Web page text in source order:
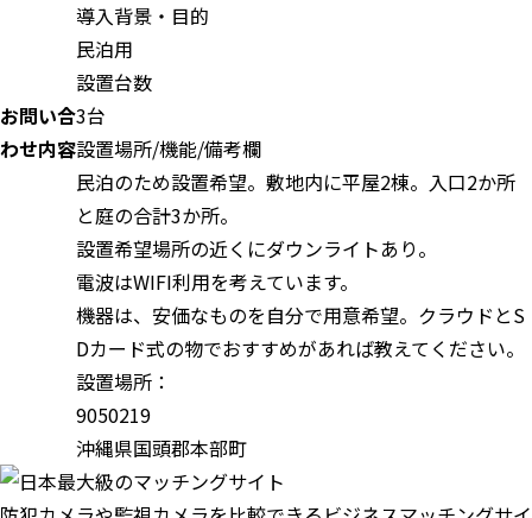
お問い合
わせ内容
導入背景・目的
民泊用
設置台数
3台
設置場所/機能/備考欄
民泊のため設置希望。敷地内に平屋2棟。入口2か所
と庭の合計3か所。
設置希望場所の近くにダウンライトあり。
電波はWIFI利用を考えています。
機器は、安価なものを自分で用意希望。クラウドとS
Dカード式の物でおすすめがあれば教えてください。
設置場所：
9050219
沖縄県国頭郡本部町